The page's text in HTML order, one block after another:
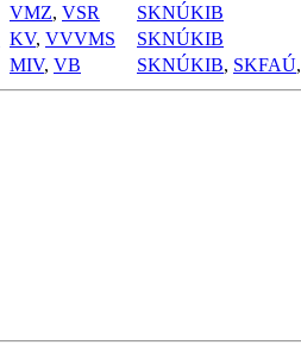
VMZ, VSR
SKNÚKIB
KV, VVVMS
SKNÚKIB
MIV, VB SKNÚKIB, SKFAÚ,